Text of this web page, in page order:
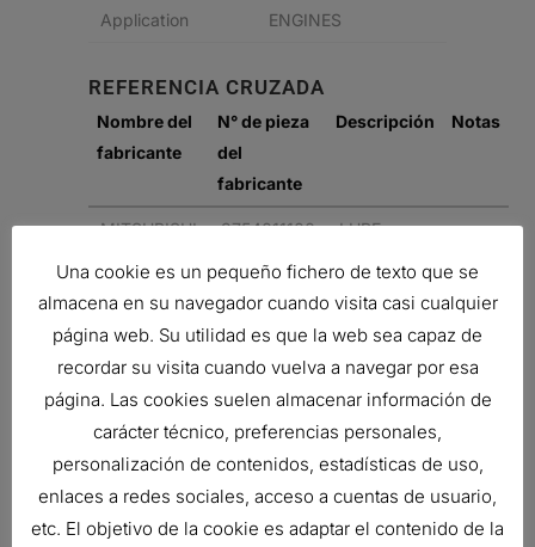
Application
ENGINES
REFERENCIA CRUZADA
Nombre del
fabricante
N° de pieza
del
fabricante
Descripción Notas
MITSUBISHI 3754011100
LUBE
Related products
Una cookie es un pequeño fichero de texto que se
almacena en su navegador cuando visita casi cualquier
página web. Su utilidad es que la web sea capaz de
recordar su visita cuando vuelva a navegar por esa
página. Las cookies suelen almacenar información de
carácter técnico, preferencias personales,
personalización de contenidos, estadísticas de uso,
enlaces a redes sociales, acceso a cuentas de usuario,
etc. El objetivo de la cookie es adaptar el contenido de la